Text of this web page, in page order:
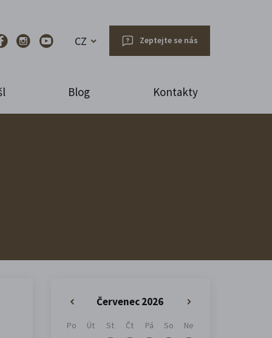
CZ Zeptejte se nás
Blog Kontakty
Červenec 2026
»
Po Út St Čt Pá So
Ne